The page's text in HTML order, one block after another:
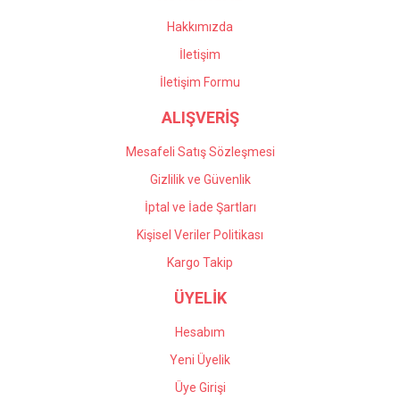
Önder Kaçar | 20/05/2026
Hakkımızda
İletişim
İletişim Formu
ALIŞVERİŞ
Mesafeli Satış Sözleşmesi
Gizlilik ve Güvenlik
İptal ve İade Şartları
Kişisel Veriler Politikası
Kargo Takip
ÜYELİK
Hesabım
Yeni Üyelik
Üye Girişi